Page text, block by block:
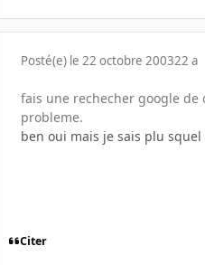
Posté(e) le 22 octobre 200322 a
fais une rechecher google
probleme.
ben oui mais je sais plu
Citer